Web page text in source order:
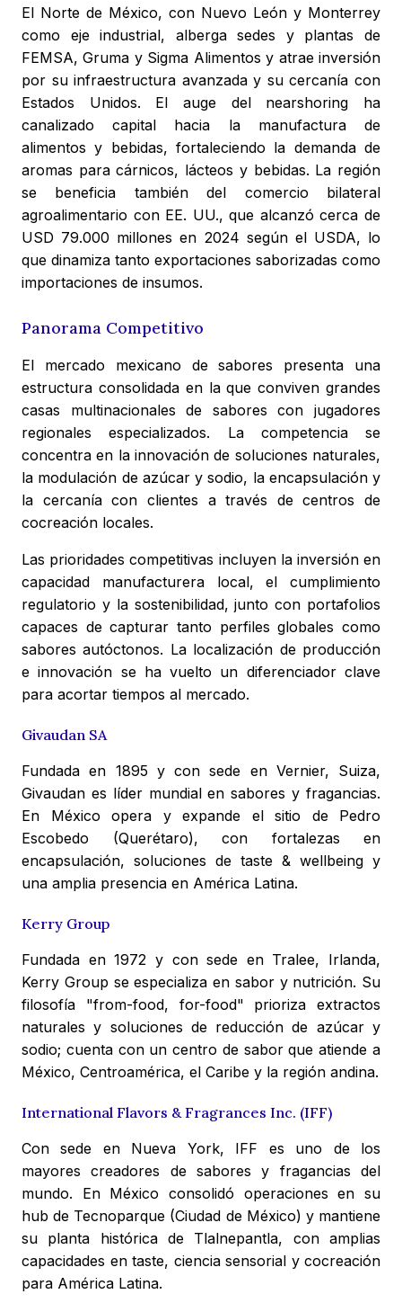
El Norte de México, con Nuevo León y Monterrey
como eje industrial, alberga sedes y plantas de
FEMSA, Gruma y Sigma Alimentos y atrae inversión
por su infraestructura avanzada y su cercanía con
Estados Unidos. El auge del nearshoring ha
canalizado capital hacia la manufactura de
alimentos y bebidas, fortaleciendo la demanda de
aromas para cárnicos, lácteos y bebidas. La región
se beneficia también del comercio bilateral
agroalimentario con EE. UU., que alcanzó cerca de
USD 79.000 millones en 2024 según el USDA, lo
que dinamiza tanto exportaciones saborizadas como
importaciones de insumos.
Panorama Competitivo
El mercado mexicano de sabores presenta una
estructura consolidada en la que conviven grandes
casas multinacionales de sabores con jugadores
regionales especializados. La competencia se
concentra en la innovación de soluciones naturales,
la modulación de azúcar y sodio, la encapsulación y
la cercanía con clientes a través de centros de
cocreación locales.
Las prioridades competitivas incluyen la inversión en
capacidad manufacturera local, el cumplimiento
regulatorio y la sostenibilidad, junto con portafolios
capaces de capturar tanto perfiles globales como
sabores autóctonos. La localización de producción
e innovación se ha vuelto un diferenciador clave
para acortar tiempos al mercado.
Givaudan SA
Fundada en 1895 y con sede en Vernier, Suiza,
Givaudan es líder mundial en sabores y fragancias.
En México opera y expande el sitio de Pedro
Escobedo (Querétaro), con fortalezas en
encapsulación, soluciones de taste & wellbeing y
una amplia presencia en América Latina.
Kerry Group
Fundada en 1972 y con sede en Tralee, Irlanda,
Kerry Group se especializa en sabor y nutrición. Su
filosofía "from-food, for-food" prioriza extractos
naturales y soluciones de reducción de azúcar y
sodio; cuenta con un centro de sabor que atiende a
México, Centroamérica, el Caribe y la región andina.
International Flavors & Fragrances Inc. (IFF)
Con sede en Nueva York, IFF es uno de los
mayores creadores de sabores y fragancias del
mundo. En México consolidó operaciones en su
hub de Tecnoparque (Ciudad de México) y mantiene
su planta histórica de Tlalnepantla, con amplias
capacidades en taste, ciencia sensorial y cocreación
para América Latina.